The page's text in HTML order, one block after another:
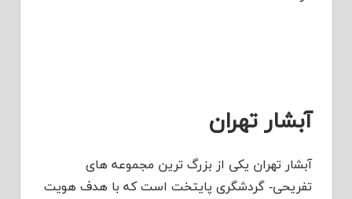
آبشار تهران
آبشار تهران یکی از بزرگ ترین مجموعه های
تفریحی- گردشگری پایتخت است که با هدف هویت